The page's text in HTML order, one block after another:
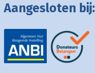
Aangesloten bij: